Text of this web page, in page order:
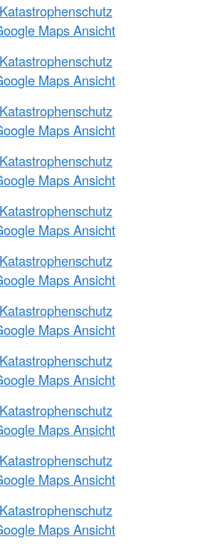
Maps Ansicht
Maps Ansicht
Maps Ansicht
Maps Ansicht
Maps Ansicht
Maps Ansicht
Maps Ansicht
Maps Ansicht
Maps Ansicht
Maps Ansicht
Maps Ansicht